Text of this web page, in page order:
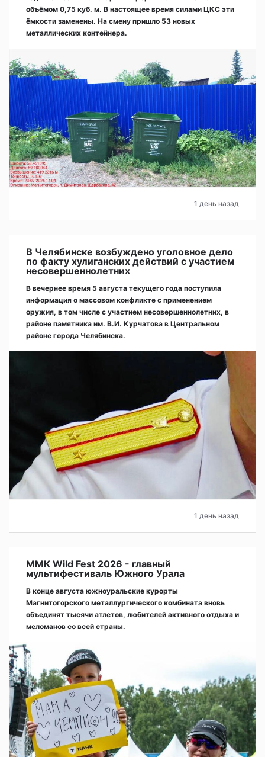
объёмом 0,75 куб. м. В настоящее время силами ЦКС эти
ёмкости заменены. На смену пришло 53 новых
металлических контейнера.
1 день назад
В Челябинске возбуждено уголовное дело
по факту хулиганских действий с участием
несовершеннолетних
В вечернее время 5 августа текущего года поступила
информация о массовом конфликте с применением
оружия, в том числе с участием несовершеннолетних, в
районе памятника им. В.И. Курчатова в Центральном
районе города Челябинска.
1 день назад
ММК Wild Fest 2026 - главный
мультифестиваль Южного Урала
В конце августа южноуральские курорты
Магнитогорского металлургического комбината вновь
объединят тысячи атлетов, любителей активного отдыха и
меломанов со всей страны.